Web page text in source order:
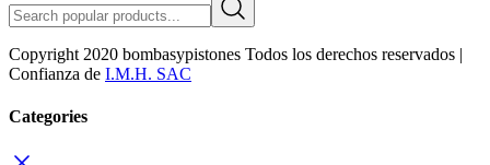
Copyright 2020 bombasypistones Todos los derechos reservados |
Confianza de I.M.H. SAC
Categories